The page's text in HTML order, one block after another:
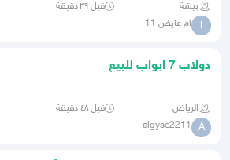
بيشة قبل ٣٩ دقيقة
ا ام عايض 11
دولاب 7 ابواب للبيع
الرياض قبل ٤٨ دقيقة
A
algyse2211